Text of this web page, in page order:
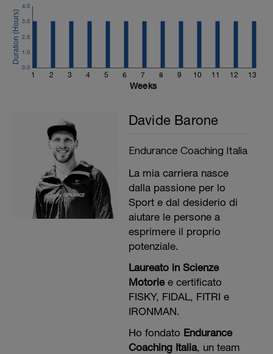
1 2 3 4 5 6 7 8 9 10 11 12 13
0.0
1.0
2.0
3.0
4.0
Weeks
Davide Barone
Endurance Coaching Italia
La mia carriera nasce
dalla passione per lo
Sport e dal desiderio di
aiutare le persone a
esprimere il proprio
potenziale.
Laureato in Scienze
Motoriee certificato
FISKY, FIDAL, FITRI e
IRONMAN.
Ho fondato Endurance
Coaching Italia, un team